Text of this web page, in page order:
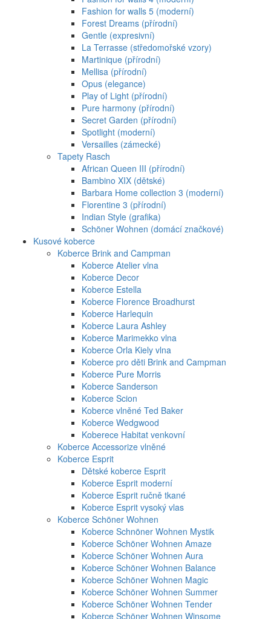
Fashion for walls 5 (moderní)
Forest Dreams (přírodní)
Gentle (expresivní)
La Terrasse (středomořské vzory)
Martinique (přírodní)
Mellisa (přírodní)
Opus (elegance)
Play of Light (přírodní)
Pure harmony (přírodní)
Secret Garden (přírodní)
Spotlight (moderní)
Versailles (zámecké)
Tapety Rasch
African Queen III (přírodní)
Bambino XIX (dětské)
Barbara Home collection 3 (moderní)
Florentine 3 (přírodní)
Indian Style (grafika)
Schöner Wohnen (domácí značkové)
Kusové koberce
Koberce Brink and Campman
Koberce Atelier vlna
Koberce Decor
Koberce Estella
Koberce Florence Broadhurst
Koberce Harlequin
Koberce Laura Ashley
Koberce Marimekko vlna
Koberce Orla Kiely vlna
Koberce pro děti Brink and Campman
Koberce Pure Morris
Koberce Sanderson
Koberce Scion
Koberce vlněné Ted Baker
Koberce Wedgwood
Koberece Habitat venkovní
Koberce Accessorize vlněné
Koberce Esprit
Dětské koberce Esprit
Koberce Esprit moderní
Koberce Esprit ručně tkané
Koberce Esprit vysoký vlas
Koberce Schöner Wohnen
Koberce Schnöner Wohnen Mystik
Koberce Schöner Wohnen Amaze
Koberce Schöner Wohnen Aura
Koberce Schöner Wohnen Balance
Koberce Schöner Wohnen Magic
Koberce Schöner Wohnen Summer
Koberce Schöner Wohnen Tender
Koberce Schöner Wohnen Winsome